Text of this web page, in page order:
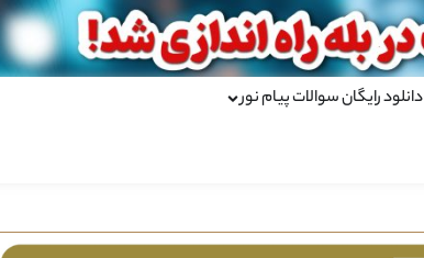
دانلود رایگان سوالات پیام نور